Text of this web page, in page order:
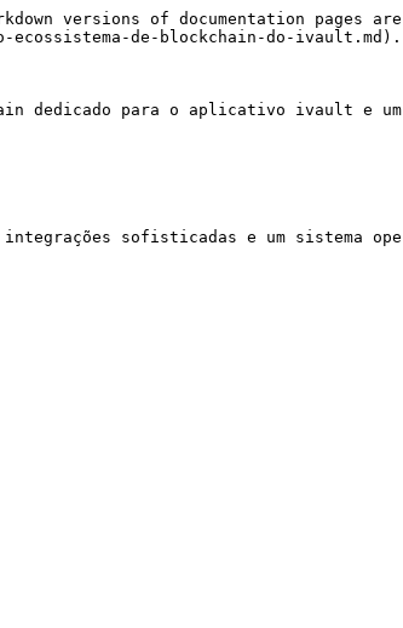
versions of documentation pages are
de-blockchain-do-ivault.md).
dedicado para o aplicativo ivault e um